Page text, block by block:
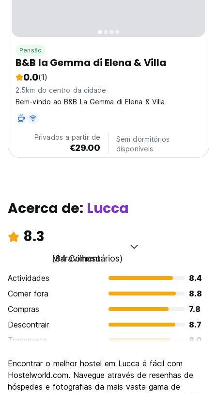
Pensão
B&B la Gemma di Elena & Villa
0.0(1)
2.5km do centro da cidade
Bem-vindo ao B&B La Gemma di Elena & Villa
Privados a partir de
€29.00
Sem dormitórios
disponíveis
Acerca de: Lucca
8.3
Maravilhoso
(84 Comentários)
Actividades
8.4
Comer fora
8.8
Compras
7.8
Descontrair
8.7
Transporte
8.0
Cultura
9.1
Festas / vida noturna
Encontrar o melhor hostel em Lucca é fácil com
Hostelworld.com. Navegue através de resenhas de
hóspedes e fotografias da mais vasta gama de